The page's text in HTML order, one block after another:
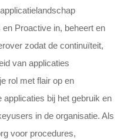
Proactive in, beheert en
zodat de continuïteit,
van applicaties
rol met flair op en
bij het gebruik en
in de organisatie. Als
voor procedures,